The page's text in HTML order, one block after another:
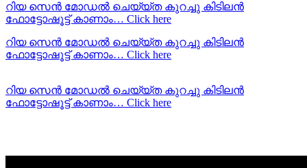
റിയ സെന്‍ മോഡല്‍ ചെയ്യ്ത കുറച്ചു കിടിലന്‍
ഫോട്ടോഷൂട്ട്‌ കാണാം… Click here
റിയ സെന്‍ മോഡല്‍ ചെയ്യ്ത കുറച്ചു കിടിലന്‍
ഫോട്ടോഷൂട്ട്‌ കാണാം… Click here
റിയ സെന്‍ മോഡല്‍ ചെയ്യ്ത കുറച്ചു കിടിലന്‍
ഫോട്ടോഷൂട്ട്‌ കാണാം… Click here